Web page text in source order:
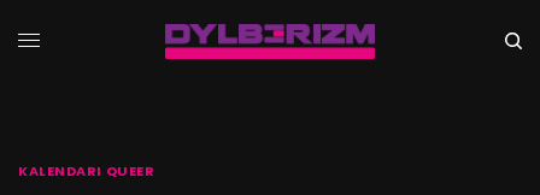
KALENDARI QUEER